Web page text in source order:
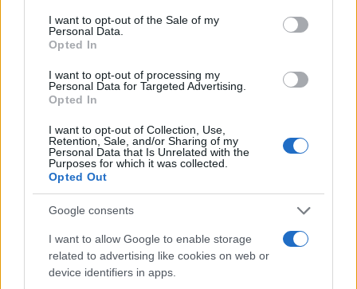
consent section.
I want to opt-out of the Sale of my
Personal Data.
Opted In
I want to opt-out of processing my
Personal Data for Targeted Advertising.
Opted In
I want to opt-out of Collection, Use,
Retention, Sale, and/or Sharing of my
Personal Data that Is Unrelated with the
Purposes for which it was collected.
Opted Out
Google consents
I want to allow Google to enable storage
related to advertising like cookies on web or
device identifiers in apps.
Βγήκαν ξανά τα μαχαίρια στην Ελπίδα
για τη Δημοκρατία: «Καρυστιανού,
κίνημα σε φοβικό αρχηγικό κόμμα»
Μεταφορές χρημάτων: Πότε μπορεί να
φόρος – Τι ισχυεί για τις γονικές παροχές
Απίστευτο κι όμως αληθινό -
Aναστέλλονται τα τακτικά ραντεβού του
αγγειοχειρουργού του νοσοκομείου
Χανίων επειδή κλάπηκε το μηχανάκι του
γιατρού
Σούπερ μάρκετ: Νέες μειώσεις τιμών –
916 προϊόντα στην εθνική πρωτοβουλία,
ανάμεσά τους 130 σχολικά